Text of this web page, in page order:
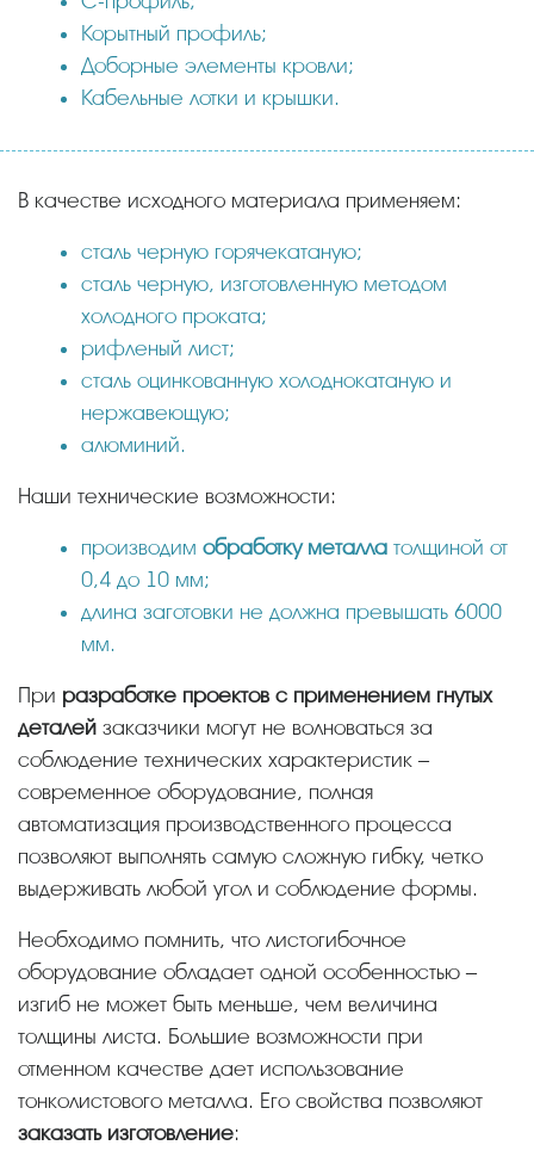
Корытный профиль;
Доборные элементы кровли;
Кабельные лотки и крышки.
В качестве исходного материала применяем:
сталь черную горячекатаную;
сталь черную, изготовленную методом
холодного проката;
рифленый лист;
сталь оцинкованную холоднокатаную и
нержавеющую;
алюминий.
Наши технические возможности:
производим обработку металла толщиной от
0,4 до 10 мм;
длина заготовки не должна превышать 6000
мм.
При разработке проектов с применением гнутых
деталей заказчики могут не волноваться за
соблюдение технических характеристик –
современное оборудование, полная
автоматизация производственного процесса
позволяют выполнять самую сложную гибку, четко
выдерживать любой угол и соблюдение формы.
Необходимо помнить, что листогибочное
оборудование обладает одной особенностью –
изгиб не может быть меньше, чем величина
толщины листа. Большие возможности при
отменном качестве дает использование
тонколистового металла. Его свойства позволяют
заказать изготовление: